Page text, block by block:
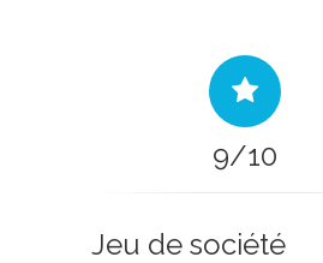
9/10
Jeu de société